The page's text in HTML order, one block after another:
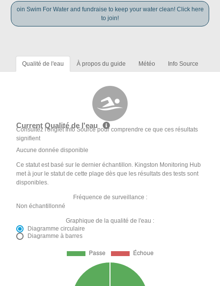
oin Swim For Water and fundraise to keep your water clean! Click here
to join!
Qualité de l'eau À propos du guide Météo Info Source
Current Qualité de l'eau
Consultez l'onglet Info Source pour comprendre ce que ces résultats
signifient
Aucune donnée disponible
Ce statut est basé sur le dernier échantillon. Kingston Monitoring Hub
met à jour le statut de cette plage dès que les résultats des tests sont
disponibles.
Fréquence de surveillance :
Non échantillonné
Graphique de la qualité de l'eau :
Diagramme circulaire
Diagramme à barres